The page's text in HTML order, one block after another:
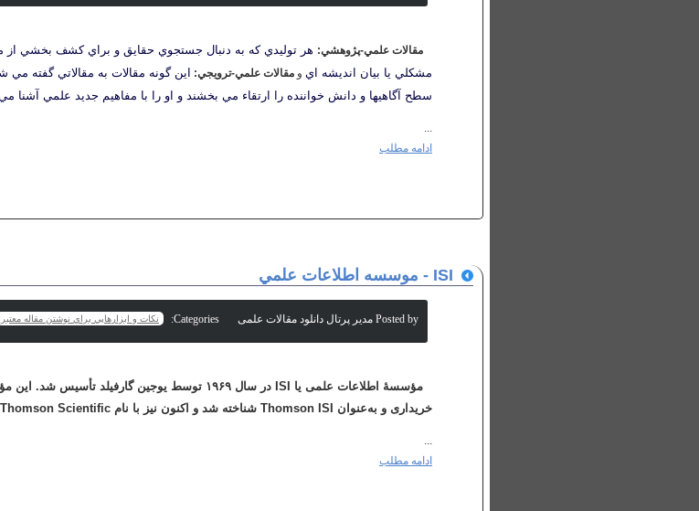
مقالات علمي-پژوهشي: هر توليدي كه به دنبال جستجوي حقايق و براي كشف بخشي
مشكلي يا بيان انديشه اي و مقالات علمي-ترويجي: اين گونه مقالات به مقالاتي گفته
سطح آگاهيها و دانش خواننده را ارتقاء مي بخشند و او را با مفاهيم جديد علمي آشنا
...
ادامه مطلب
ISI - موسسه اطلاعات علمي
Posted by مدیر پرتال دانلود مقالات علمی Categories: نكات و ابزارهايي براي نوشتن مقاله معتبر
خریداری و به‌عنوان Thomson ISI شناخته شد و اکنون نیز با نام Thomson Scientific شناخته شده است...
...
ادامه مطلب